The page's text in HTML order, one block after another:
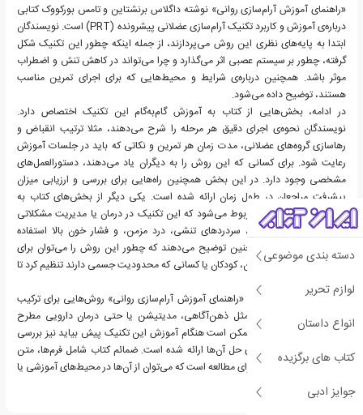
دسته بندی موضوعی
لوازم تحریر
انواع داستان
کتاب های برگزیده
جوایز ادبی
«راهنمای آموزش آرام‎‌سازی روانی» نوشته داگلاس برنشتاین و تامس بورکووک کتابی
درباره‌ی آموزش و کاربرد تکنیک آرام‌سازی عضلانی پیشرونده (PRT) است. نویسندگان
ابتدا به پایه‌های نظری این روش می‌پردازند، از جمله اینکه چطور این تکنیک شکل
گرفته، چطور بر سیستم عصبی اثر می‌گذارد و چرا می‌تواند در کاهش تنش و اضطراب
موثر باشد. همچنین درباره‌ی شرایط و محیط‌هایی که برای اجرای تمرین مناسب
هستند، توضیح داده می‌شود.
در ادامه، بخش‌هایی از کتاب به آموزش گام‌به‌گام این تکنیک اختصاص دارد.
نویسندگان نحوه‌ی اجرای دقیق هر مرحله را شرح می‌دهند، مثلا ترتیب انقباض و
رهاسازی گروه‌های عضلانی، مدت زمان هر تمرین و نکاتی که باید در جلسات آموزش
رعایت شود. برای کسانی که این روش را به دیگران یاد می‌دهند، دستورالعمل‌های
مشخصی وجود دارد. در این بخش همچنین راه‌هایی برای بررسی و ارزیابی میزان
پیشرفت مراجعان در طول زمان ارائه شده است. یکی دیگر از بخش‌های کتاب به
کاربردهای بالینی PRT مربوط می‌شود که این تکنیک در درمان یا مدیریت مشکلاتی
مثل اضطراب، بی‌خوابی، سردردهای تنشی، درد مزمن، و فشار خون بالا استفاده
می‌شود. نویسندگان همچنین توضیح می‌دهند که چطور این روش را می‌توان برای
افراد مختلف مثلا سالمندان، کودکان یا کسانی که محدودیت جسمی دارند تنظیم کرد تا
قابل استفاده باشد.
در پایان نویسندگان کتاب «راهنمای آموزش آرام‎‌سازی روانی» روش‌هایی برای ترکیب
PRT با شیوه‌های دیگر مثل ذهن‌آگاهی، مدیتیشن یا حتی درمان دارویی مطرح
می‌کنند. چالش‌هایی که ممکن است هنگام آموزش این تکنیک پیش بیاید نیز بررسی
شده و پیشنهادهایی برای حل آن‌ها ارائه شده است. ضمائم کتاب شامل فرم‌ها، متن
تمرین‌ها، و منابع بیشتر برای مطالعه است که می‌توان از آن‌ها در محیط‌های آموزشی یا
درمانی استفاده کرد.